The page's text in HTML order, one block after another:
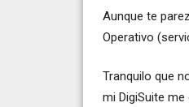
Aunque te
Operativo
Tranquilo que
mi DigiSuite